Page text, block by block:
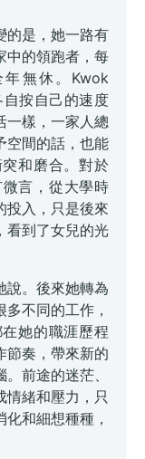
的是，她一路有
中的領跑者，每
無休。Kwok
按自己的速度
一樣，一家人總
空間的話，也能
和磨合。對於
言，從大學時
投入，只是後來
看到了女兒的光
說。後來她轉為
不同的工作，
她的職涯歷程
節奏，帶來新的
前途的迷茫、
情緒和壓力，只
和細想種種，